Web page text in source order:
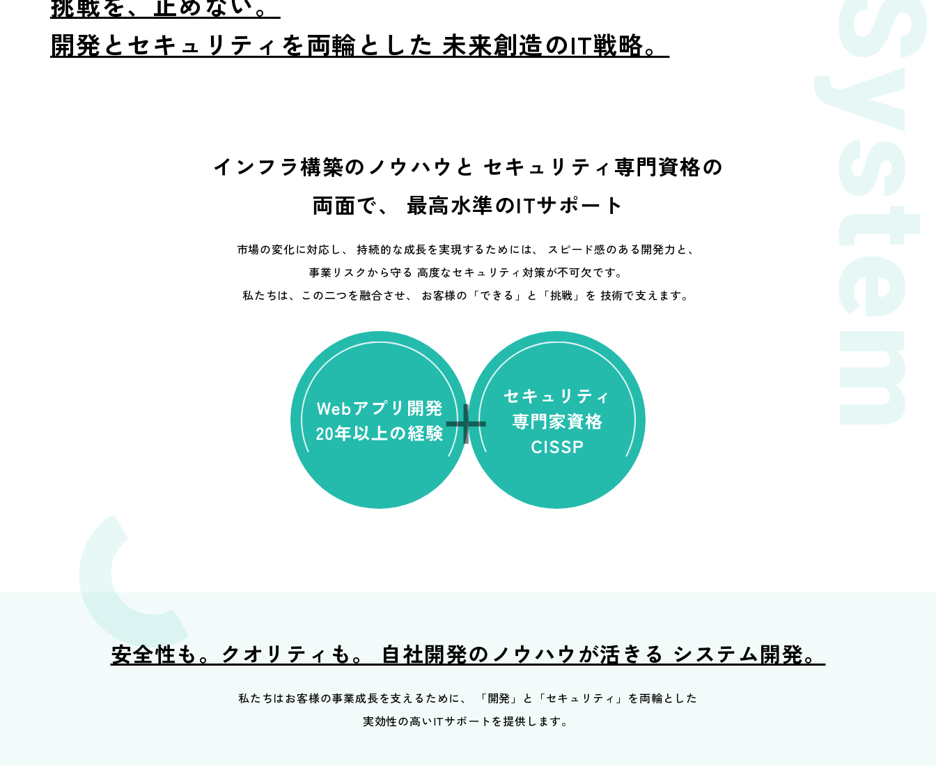
開発とセキュリティを両輪とした 未来創造のIT戦略。
インフラ構築のノウハウと セキュリティ専門資格の
両面で、 最高水準のITサポート
市場の変化に対応し、持続的な成長を実現するためには、 スピード感のある開発力と、
事業リスクから守る 高度なセキュリティ対策が不可欠です。
私たちは、この二つを融合させ、 お客様の「できる」と「挑戦」を 技術で支えます。
安全性も。クオリティも。 自社開発のノウハウが活きる システム開発。
私たちはお客様の事業成長を支えるために、
「開発」と「セキュリティ」を両輪とした
実効性の高いITサポートを提供します。